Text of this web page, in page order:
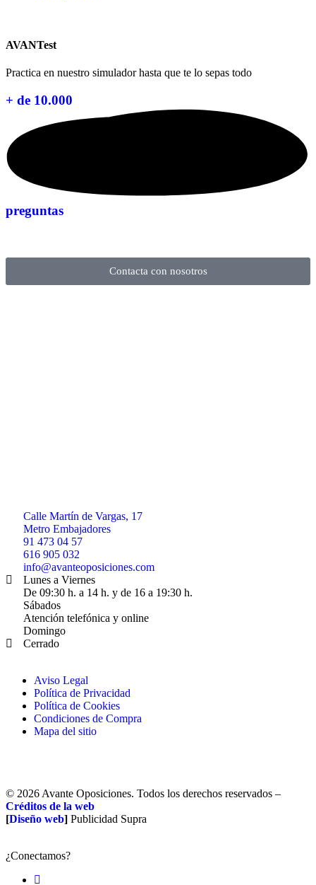
AVANTest
Practica en nuestro simulador hasta que te lo sepas todo
+ de 10.000
preguntas
Contacta con nosotros
Calle Martín de Vargas, 17
Metro Embajadores
91 473 04 57
616 905 032
info@avanteoposiciones.com
Lunes a Viernes
De 09:30 h. a 14 h. y de 16 a 19:30 h.
Sábados
Atención telefónica y online
Domingo
Cerrado
Aviso Legal
Política de Privacidad
Política de Cookies
Condiciones de Compra
Mapa del sitio
© 2026 Avante Oposiciones. Todos los derechos reservados –
Créditos de la web
[Diseño web] Publicidad Supra
¿Conectamos?